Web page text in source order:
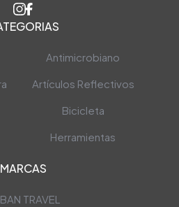
Antimicrobiano
Artículos Reflectivos
Bicicleta
Herramientas
MARCAS
TRAVEL